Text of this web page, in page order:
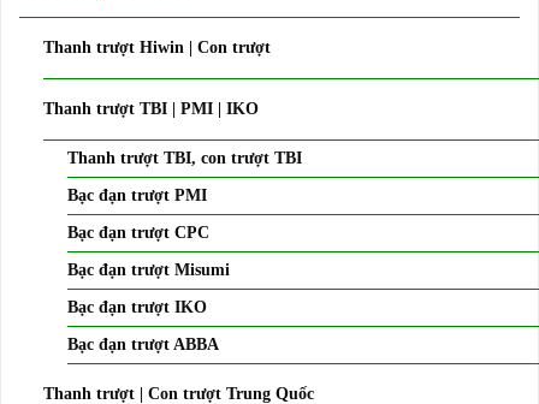
Thanh trượt Hiwin | Con trượt
Thanh trượt TBI | PMI | IKO
Thanh trượt TBI, con trượt TBI
Bạc đạn trượt PMI
Bạc đạn trượt CPC
Bạc đạn trượt Misumi
Bạc đạn trượt IKO
Bạc đạn trượt ABBA
Thanh trượt | Con trượt Trung Quốc